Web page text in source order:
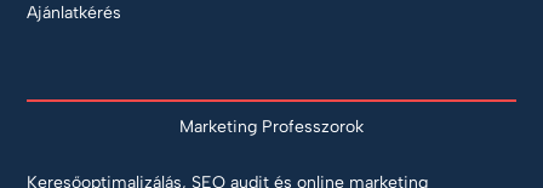
Ajánlatkérés
Marketing Professzorok
Keresőoptimalizálás, SEO audit és online marketing